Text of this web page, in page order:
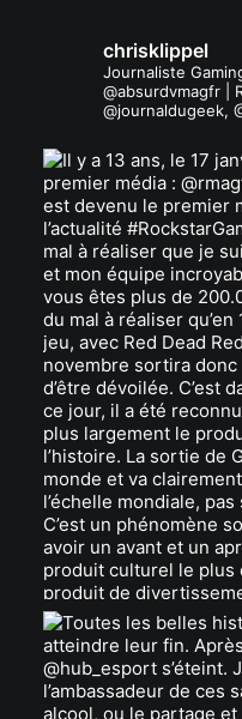
chrisklippel
Journaliste
@absurdvmagfr |
@journaldugeek,